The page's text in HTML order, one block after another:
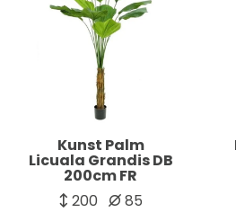
Kunst Palm
Licuala Grandis DB
200cm FR
200
85